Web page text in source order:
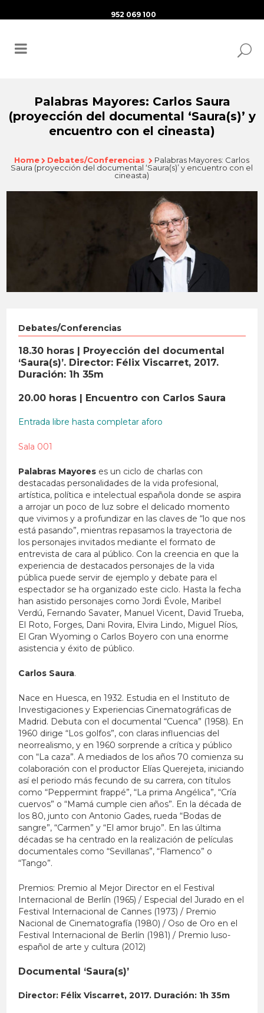
952 069 100
Palabras Mayores: Carlos Saura
(proyección del documental ‘Saura(s)’ y
encuentro con el cineasta)
Home Debates/Conferencias
Palabras Mayores: Carlos
Saura (proyección del documental ‘Saura(s)’ y encuentro con el
cineasta)
Debates/Conferencias
18.30 horas | Proyección del documental
‘Saura(s)’. Director: Félix Viscarret, 2017.
Duración: 1h 35m
20.00 horas | Encuentro con Carlos Saura
Entrada libre hasta completar aforo
Sala 001
Palabras Mayores es un ciclo de charlas con
destacadas personalidades de la vida profesional,
artística, política e intelectual española donde se aspira
a arrojar un poco de luz sobre el delicado momento
que vivimos y a profundizar en las claves de “lo que nos
está pasando”, mientras repasamos la trayectoria de
los personajes invitados mediante el formato de
entrevista de cara al público. Con la creencia en que la
experiencia de destacados personajes de la vida
pública puede servir de ejemplo y debate para el
espectador se ha organizado este ciclo. Hasta la fecha
han asistido personajes como Jordi Évole, Maribel
Verdú, Fernando Savater, Manuel Vicent, David Trueba,
El Roto, Forges, Dani Rovira, Elvira Lindo, Miguel Ríos,
El Gran Wyoming o Carlos Boyero con una enorme
asistencia y éxito de público.
Carlos Saura.
Nace en Huesca, en 1932. Estudia en el Instituto de
Investigaciones y Experiencias Cinematográficas de
Madrid. Debuta con el documental “Cuenca” (1958). En
1960 dirige “Los golfos”, con claras influencias del
neorrealismo, y en 1960 sorprende a crítica y público
con “La caza”. A mediados de los años 70 comienza su
colaboración con el productor Elías Querejeta, iniciando
así el periodo más fecundo de su carrera, con títulos
como “Peppermint frappé”, “La prima Angélica”, “Cría
cuervos” o “Mamá cumple cien años”. En la década de
los 80, junto con Antonio Gades, rueda “Bodas de
sangre”, “Carmen” y “El amor brujo”. En las última
décadas se ha centrado en la realización de películas
documentales como “Sevillanas”, “Flamenco” o
“Tango”.
Premios: Premio al Mejor Director en el Festival
Internacional de Berlín (1965) / Especial del Jurado en el
Festival Internacional de Cannes (1973) / Premio
Nacional de Cinematografía (1980) / Oso de Oro en el
Festival Internacional de Berlín (1981) / Premio luso-
español de arte y cultura (2012)
Documental ‘Saura(s)’
Director: Félix Viscarret, 2017. Duración: 1h 35m